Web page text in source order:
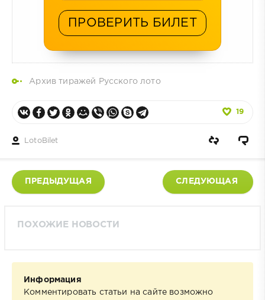
ПРОВЕРИТЬ БИЛЕТ
Архив тиражей Русского лото
19
LotoBilet
ПРЕДЫДУЩАЯ СЛЕДУЮЩАЯ
ПОХОЖИЕ НОВОСТИ
Информация
Комментировать статьи на сайте возможно